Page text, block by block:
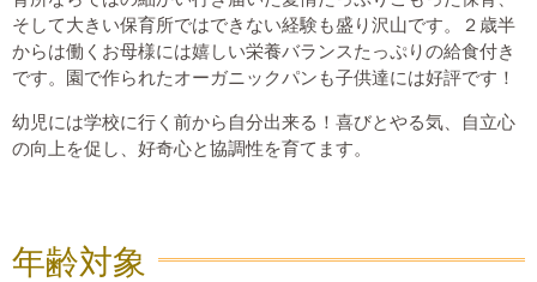
そして大きい保育所ではできない経験も盛り沢山です。２歳半
からは働くお母様には嬉しい栄養バランスたっぷりの給食付き
です。園で作られたオーガニックパンも子供達には好評です！
幼児には学校に行く前から自分出来る！喜びとやる気、自立心
の向上を促し、好奇心と協調性を育てます。
年齢対象